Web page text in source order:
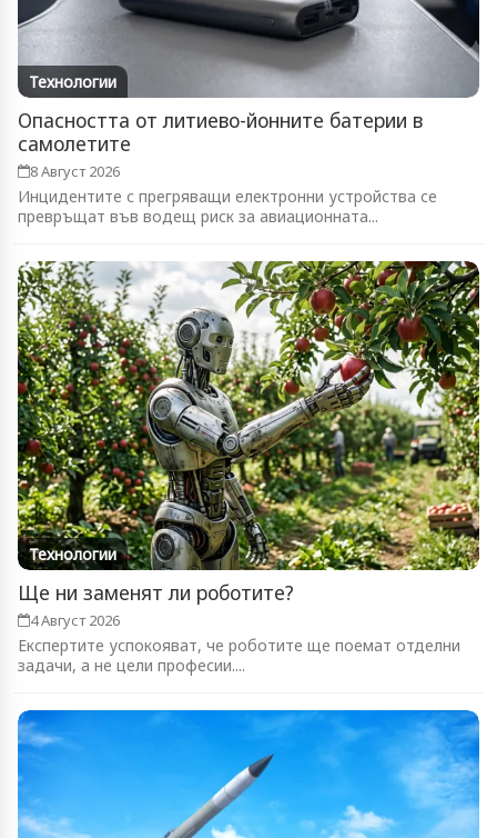
Технологии
Опасността от литиево-йонните батерии в
самолетите
8 Август 2026
Инцидентите с прегряващи електронни устройства се
превръщат във водещ риск за авиационната...
Технологии
Ще ни заменят ли роботите?
4 Август 2026
Експертите успокояват, че роботите ще поемат отделни
задачи, а не цели професии....